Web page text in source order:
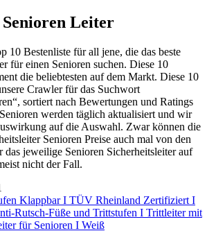
Senioren Leiter
10 Bestenliste für all jene, die das beste
für einen Senioren suchen. Diese 10
die beliebtesten auf dem Markt. Diese 10
Crawler für das Suchwort
sortiert nach Bewertungen und Ratings
werden täglich aktualisiert und wir
auf die Auswahl. Zwar können die
Senioren Preise auch mal von den
das jeweilige Senioren Sicherheitsleiter auf
nicht der Fall.